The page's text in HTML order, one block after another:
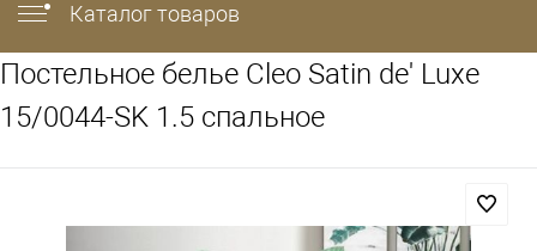
Каталог товаров
Постельное белье Cleo Satin de' Luxe
15/0044-SK 1.5 спальное